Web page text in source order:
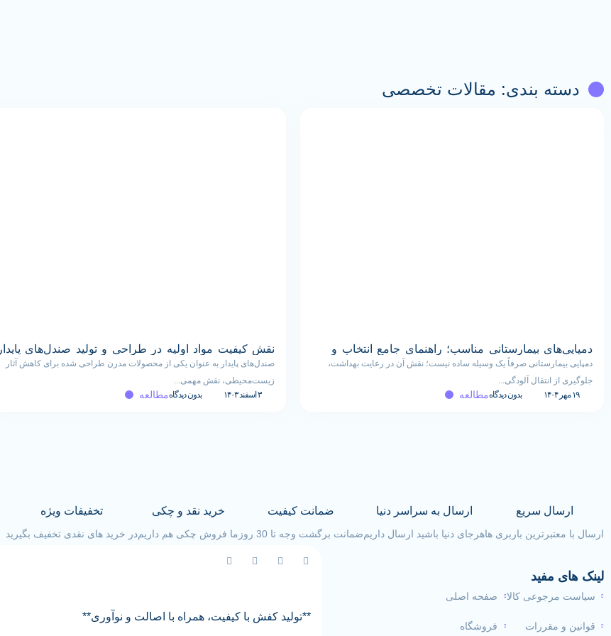
دسته بندی: مقالات تخصصی
دمپایی‌های بیمارستانی مناسب؛ راهنمای جامع انتخاب و
خرید
دمپایی بیمارستانی صرفاً یک وسیله ساده نیست؛ نقش آن در رعایت بهداشت،
جلوگیری از انتقال آلودگی...
۱۹ مهر ۱۴۰۴ بدون دیدگاهمطالعه
نقش کیفیت مواد اولیه در طراحی و تولید صندل‌های پایدار
صندل‌های پایدار به عنوان یکی از محصولات مدرن طراحی شده برای کاهش آثار
زیست‌محیطی، نقش مهمی...
۳ اسفند ۱۴۰۳ بدون دیدگاهمطالعه
ارسال سریع
ارسال با معتبرترین باربری ها
ارسال به سراسر دنیا
هرجای دنیا باشید ارسال داریم
ضمانت کیفیت
ضمانت برگشت وجه تا 30 روز
خرید نقد و چکی
ما فروش چکی هم داریم
تخفیفات ویژه
در خرید های نقدی تخفیف بگیرید
لینک های مفید
سیاست مرجوعی کالا
قوانین و مقررات
صفحه اصلی
فروشگاه
**تولید کفش با کیفیت، همراه با اصالت و نوآوری**